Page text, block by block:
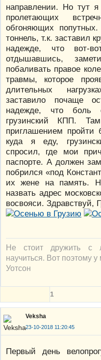
направлении. Но тут
пролетающих
обгоняющих
тоннель, т.к. заставил
надежде, что вот-
отдышавшись,
побаливать правое
травмы, которое
длительных
заставило почаще
надежде, что боль
грузинский КПП.
приглашением пройти
куда я еду,
спросил, где мои
паспорте. А должен
побрился «под
их жене на память.
назвать адрес
восвояси. Здравствуй,
Не стоит дружить с
научиться. Вот поэтому
Уотсон
1
Veksha
23-10-2018 11:20:45
Первый день